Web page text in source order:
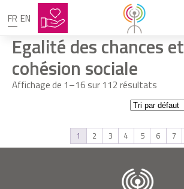
FR EN
Egalité des chances et
cohésion sociale
Affichage de 1–16 sur 112 résultats
1 2 3 4 5 6 7